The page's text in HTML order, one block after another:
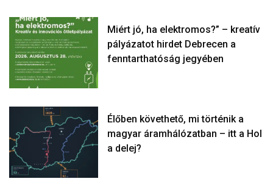
Miért jó, ha elektromos?” – kreatív
pályázatot hirdet Debrecen a
fenntarthatóság jegyében
Élőben követhető, mi történik a
magyar áramhálózatban – itt a Hol
a delej?